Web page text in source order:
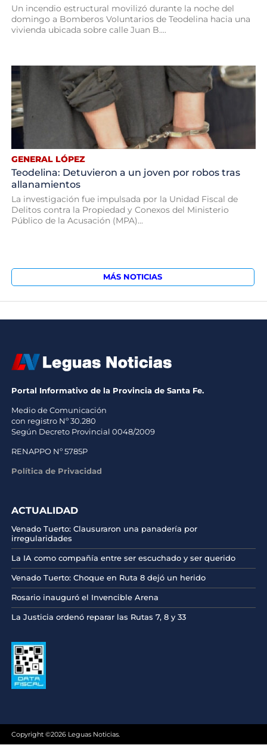
Un incendio estructural movilizó durante la noche del
domingo a Bomberos Voluntarios de Teodelina hacia una
vivienda ubicada sobre calle Juan B....
GENERAL LÓPEZ
Teodelina: Detuvieron a un joven por robos tras
allanamientos
La investigación fue impulsada por la Unidad Fiscal de
Delitos contra la Propiedad y Conexos del Ministerio
Público de la Acusación (MPA)...
MÁS NOTICIAS
Portal Informativo de la Provincia de Santa Fe.
Medio de Comunicación
con registro Nº 30.280
Según Decreto Provincial 0048/2009
RENAPPO Nº 5785P
Política de Privacidad
ACTUALIDAD
Venado Tuerto: Clausuraron una panadería por
irregularidades
La IA como compañía entre ser escuchado y ser querido
Venado Tuerto: Choque en Ruta 8 dejó un herido
Rosario inauguró el Invencible Arena
La Justicia ordenó reparar las Rutas 7, 8 y 33
Copyright ©2026 Leguas Noticias.